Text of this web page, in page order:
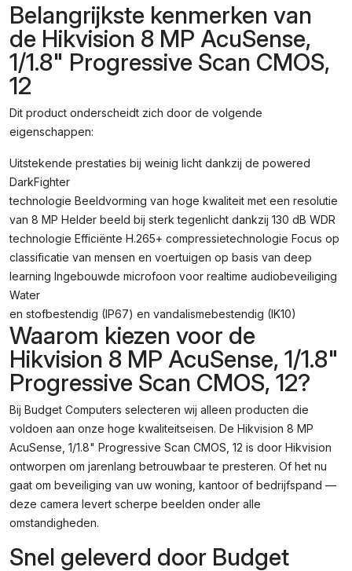
DORI,
WDR,
3D
DNR,
RJ-
IP67,
IK10,
12
VDC,
525
G,
Black
Belangrijkste kenmerken van
de Hikvision 8 MP AcuSense,
1/1.8" Progressive Scan CMOS,
12
Dit product onderscheidt zich door de volgende
eigenschappen:
Uitstekende prestaties bij weinig licht dankzij de powered
DarkFighter
technologie Beeldvorming van hoge kwaliteit met een resolutie
van 8 MP Helder beeld bij sterk tegenlicht dankzij 130 dB WDR
technologie Efficiënte H.265+ compressietechnologie Focus op
classificatie van mensen en voertuigen op basis van deep
learning Ingebouwde microfoon voor realtime audiobeveiliging
Water
en stofbestendig (IP67) en vandalismebestendig (IK10)
Waarom kiezen voor de
Hikvision 8 MP AcuSense, 1/1.8"
Progressive Scan CMOS, 12?
Bij Budget Computers selecteren wij alleen producten die
voldoen aan onze hoge kwaliteitseisen. De Hikvision 8 MP
AcuSense, 1/1.8" Progressive Scan CMOS, 12 is door Hikvision
ontworpen om jarenlang betrouwbaar te presteren. Of het nu
gaat om beveiliging van uw woning, kantoor of bedrijfspand —
deze camera levert scherpe beelden onder alle
omstandigheden.
Snel geleverd door Budget